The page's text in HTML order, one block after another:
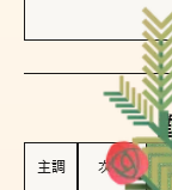
主調 次調